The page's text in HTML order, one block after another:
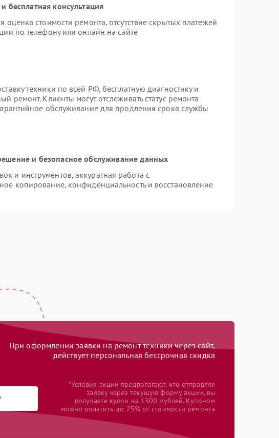
бесплатная консультация
оценка стоимости ремонта, отсутствие скрытых платежей
по телефону или онлайн на сайте
техники по всей РФ, бесплатную диагностику и
ремонт. Клиенты могут отслеживать статус ремонта
обслуживание для продления срока службы
и безопасное обслуживание данных
и инструментов, аккуратная работа с
копирование, конфиденциальность и восстановление
При оформлении заявки на ремонт техники через сайт,
действует персональная бессрочная скидка
*Условия акции предполагают, что отправляя
заявку через текущую форму акции, вы
получаете купон на 1500 рублей. Купоном
можно оплатить до 25% от стоимости ремонта